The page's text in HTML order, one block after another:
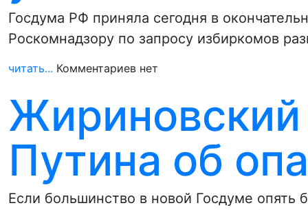
Госдума РФ приняла сегодня в
Роскомнадзору по запросу избиркомов
читать... Комментариев нет
Путина об
Если большинство в новой Госдуме опять